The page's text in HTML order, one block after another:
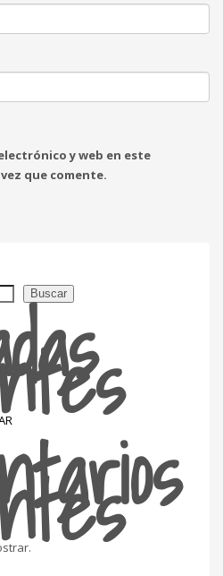
y web en este
que comente.
Buscar